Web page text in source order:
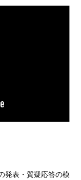
発表・質疑応答の模